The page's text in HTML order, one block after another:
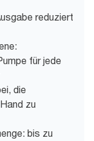
reduziert
für jede
die
zu
bis zu